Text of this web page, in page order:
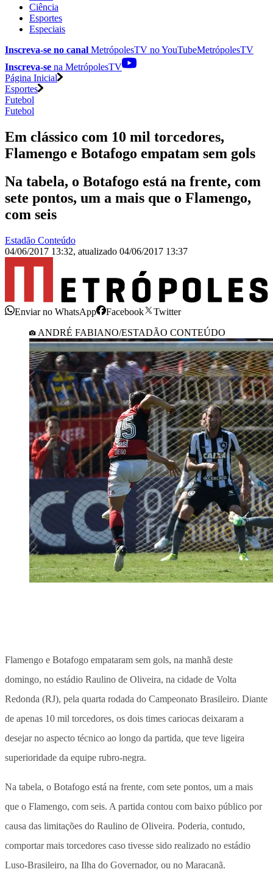
Ciência
Esportes
Especiais
Inscreva-se no canal MetrópolesTV noYouTubeMetrópolesTV
Inscreva-se na MetrópolesTV
Página Inicial
Esportes
Futebol
Futebol
Em clássico com 10 mil torcedores,
Flamengo e Botafogo empatam sem gols
Na tabela, o Botafogo está na frente, com
sete pontos, um a mais que o Flamengo,
com seis
Estadão Conteúdo
04/06/2017 13:32, atualizado 04/06/2017 13:37
Enviar no WhatsApp Facebook
Twitter
ANDRÉ FABIANO/ESTADÃO CONTEÚDO
Flamengo e Botafogo empataram sem gols, na manhã deste
domingo, no estádio Raulino de Oliveira, na cidade de Volta
Redonda (RJ), pela quarta rodada do Campeonato Brasileiro. Diante
de apenas 10 mil torcedores, os dois times cariocas deixaram a
desejar no aspecto técnico ao longo da partida, que teve ligeira
superioridade da equipe rubro-negra.
Na tabela, o Botafogo está na frente, com sete pontos, um a mais
que o Flamengo, com seis. A partida contou com baixo público por
causa das limitações do Raulino de Oliveira. Poderia, contudo,
comportar mais torcedores caso tivesse sido realizado no estádio
Luso-Brasileiro, na Ilha do Governador, ou no Maracanã.